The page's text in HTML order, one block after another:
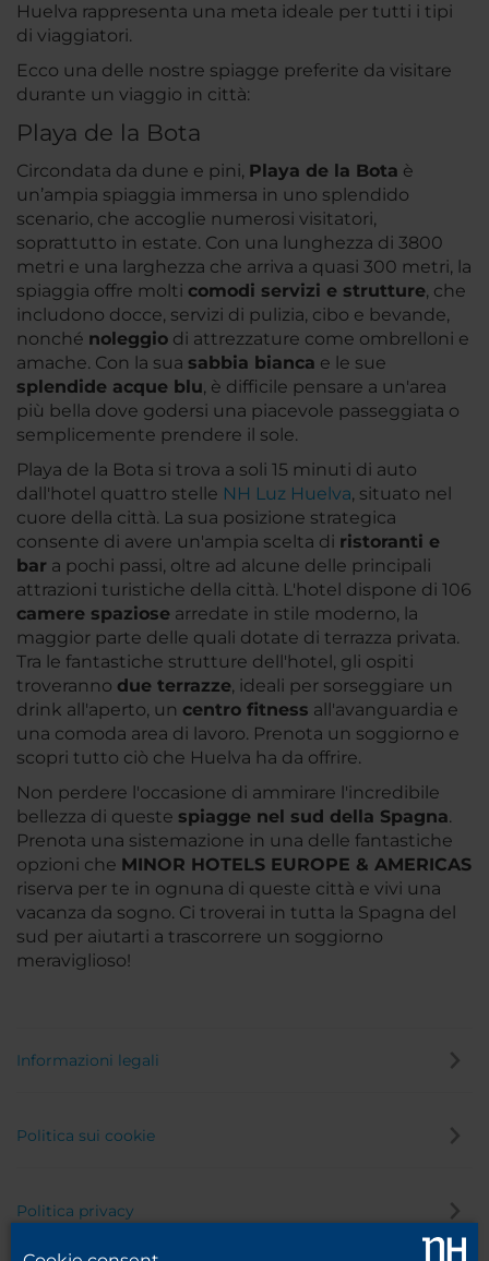
Huelva rappresenta una meta ideale per tutti i tipi
di viaggiatori.
Ecco una delle nostre spiagge preferite da visitare
durante un viaggio in città:
Playa de la Bota
Circondata da dune e pini, Playa de la Bota è
un’ampia spiaggia immersa in uno splendido
scenario, che accoglie numerosi visitatori,
soprattutto in estate. Con una lunghezza di 3800
metri e una larghezza che arriva a quasi 300 metri, la
spiaggia offre molti comodi servizi e strutture, che
includono docce, servizi di pulizia, cibo e bevande,
nonché noleggio di attrezzature come ombrelloni e
amache. Con la sua sabbia bianca e le sue
splendide acque blu, è difficile pensare a un'area
più bella dove godersi una piacevole passeggiata o
semplicemente prendere il sole.
Playa de la Bota si trova a soli 15 minuti di auto
dall'hotel quattro stelle NH Luz Huelva, situato nel
cuore della città. La sua posizione strategica
consente di avere un'ampia scelta di ristoranti e
bar a pochi passi, oltre ad alcune delle principali
attrazioni turistiche della città. L'hotel dispone di 106
camere spaziose arredate in stile moderno, la
maggior parte delle quali dotate di terrazza privata.
Tra le fantastiche strutture dell'hotel, gli ospiti
troveranno due terrazze, ideali per sorseggiare un
drink all'aperto, un centro fitness all'avanguardia e
una comoda area di lavoro. Prenota un soggiorno e
scopri tutto ciò che Huelva ha da offrire.
Non perdere l'occasione di ammirare l'incredibile
bellezza di queste spiagge nel sud della Spagna.
Prenota una sistemazione in una delle fantastiche
opzioni che MINOR HOTELS EUROPE & AMERICAS
riserva per te in ognuna di queste città e vivi una
vacanza da sogno. Ci troverai in tutta la Spagna del
sud per aiutarti a trascorrere un soggiorno
meraviglioso!
Informazioni legali
Politica sui cookie
Politica privacy